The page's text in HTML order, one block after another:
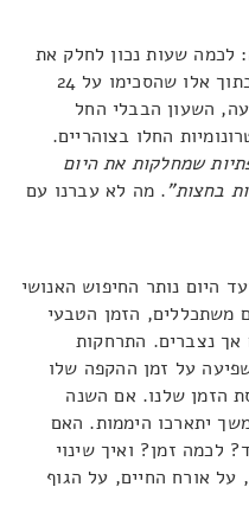
השאלה: לכמה שעות נכון לחלק את
היום וממתי להתחיל לספור אותן? בתוך אלו שהסכימו על 24
השעון הבבלי החל
החלו בצוהריים.
שמחלקות את היום
. מה לא עברנו עם
היום נותר החיפוש האנושי
משתכללים, הזמן הטבעי
אך נצברים. התרחקות
על זמן ההקפה שלו
הזמן שלנו. אם השנה
יתארכו היממות. האם
לכמה זמן? ואיך שינוי
על אורח החיים, על הגוף